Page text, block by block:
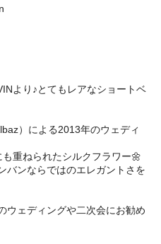
より♪とてもレアなショートベ
）による2013年のウェディ
重ねられたシルクフラワー🌼
バンならではのエレガントさを
ウェディングや二次会にお勧め